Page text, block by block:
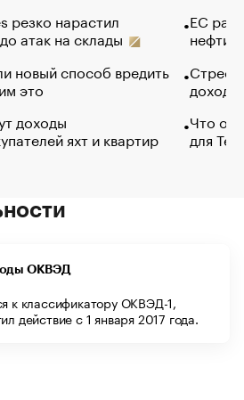
резко нарастил
атак на склады
новый способ вредить
это
доходы
яхт и квартир
ЕС
нефти
Что
для
ОКВЭД
к классификатору ОКВЭД-1,
действие с 1 января 2017 года.